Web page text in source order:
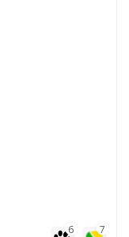
7
6